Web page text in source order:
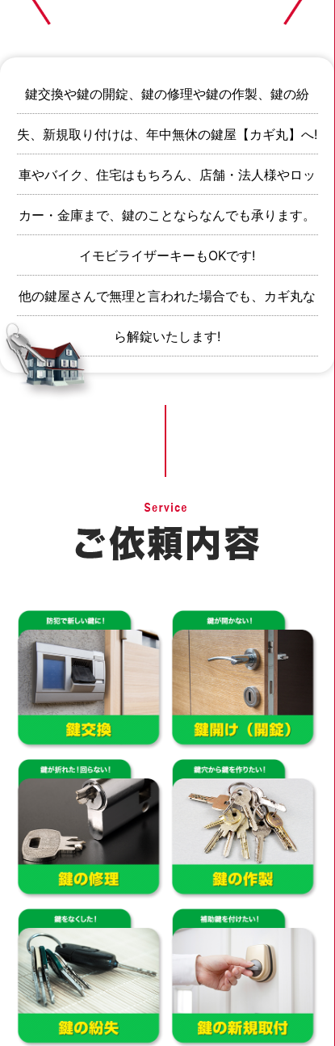
鍵交換や鍵の開錠、鍵の修理や鍵の作製、鍵の紛
失、新規取り付けは、年中無休の鍵屋【カギ丸】へ!
車やバイク、住宅はもちろん、店舗・法人様やロッ
カー・金庫まで、鍵のことならなんでも承ります。
イモビライザーキーもOKです!
他の鍵屋さんで無理と言われた場合でも、カギ丸な
ら解錠いたします!